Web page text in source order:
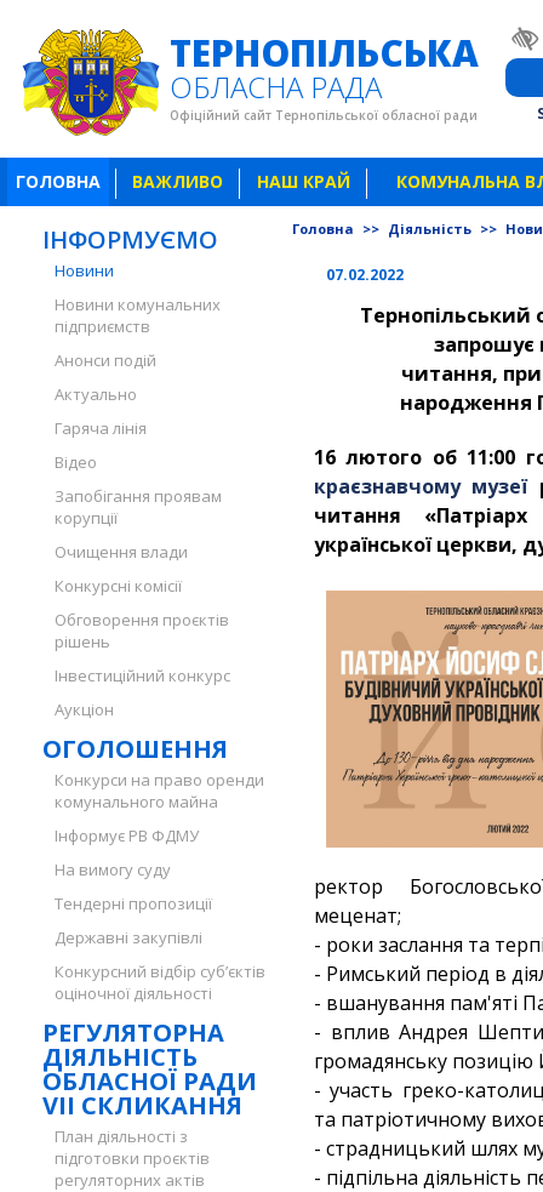
ТЕРНОПІЛЬСЬКА
ОБЛАСНА РАДА
Офіційний сайт Тернопільської обласної ради
ГОЛОВНА ВАЖЛИВО НАШ КРАЙ КОМУНАЛЬНА
ІНФОРМУЄМО
Новини
Новини комунальних
підприємств
Анонси подій
Актуально
Гаряча лінія
Відео
Запобігання проявам
корупції
Очищення влади
Конкурсні комісії
Обговорення проєктів
рішень
Інвестиційний конкурс
Аукціон
ОГОЛОШЕННЯ
Конкурси на право оренди
комунального майна
Інформує РВ ФДМУ
На вимогу суду
Тендерні пропозиції
Державні закупівлі
Конкурсний відбір суб’єктів
оціночної діяльності
РЕГУЛЯТОРНА
ДІЯЛЬНІСТЬ
ОБЛАСНОЇ РАДИ
VII СКЛИКАННЯ
План діяльності з
підготовки проєктів
регуляторних актів
Головна >> Діяльність >>
07.02.2022
запрошує
читання,
народження
16 лютого об 11:00
краєзнавчому музеї
читання
української церкви,
ректор
меценат;
- роки заслання та
- Римський період в
- вшанування пам'яті
- вплив Андрея
громадянську позицію
- участь греко-
та патріотичному
- страдницький шлях
- підпільна діяльність